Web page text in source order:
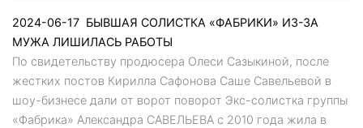
2024-06-17 БЫВШАЯ СОЛИСТКА «ФАБРИКИ» ИЗ-ЗА
МУЖА ЛИШИЛАСЬ РАБОТЫ
По свидетельству продюсера Олеси Сазыкиной, после
жестких постов Кирилла Сафонова Саше Савельевой в
шоу-бизнесе дали от ворот поворот Экс-солистка группы
«Фабрика» Александра САВЕЛЬЕВА с 2010 года жила в